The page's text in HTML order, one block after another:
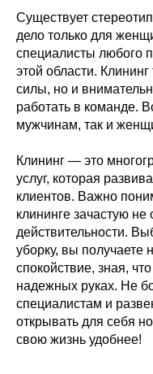
Существует
дело только для
специалисты любого
этой области.
силы, но и
работать в команде.
мужчинам, так и
Клининг — это
услуг, которая
клиентов. Важно
клининге зачастую не
действительности.
уборку, вы получаете
спокойствие, зная,
надежных руках. Не
специалистам и
открывать для себя
свою жизнь удобнее!